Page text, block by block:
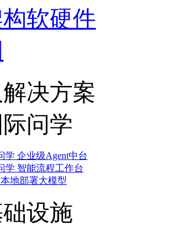
软硬件
决方案
问学
学 企业级Agent中台
学 智能流程工作台
地部署大模型
设施